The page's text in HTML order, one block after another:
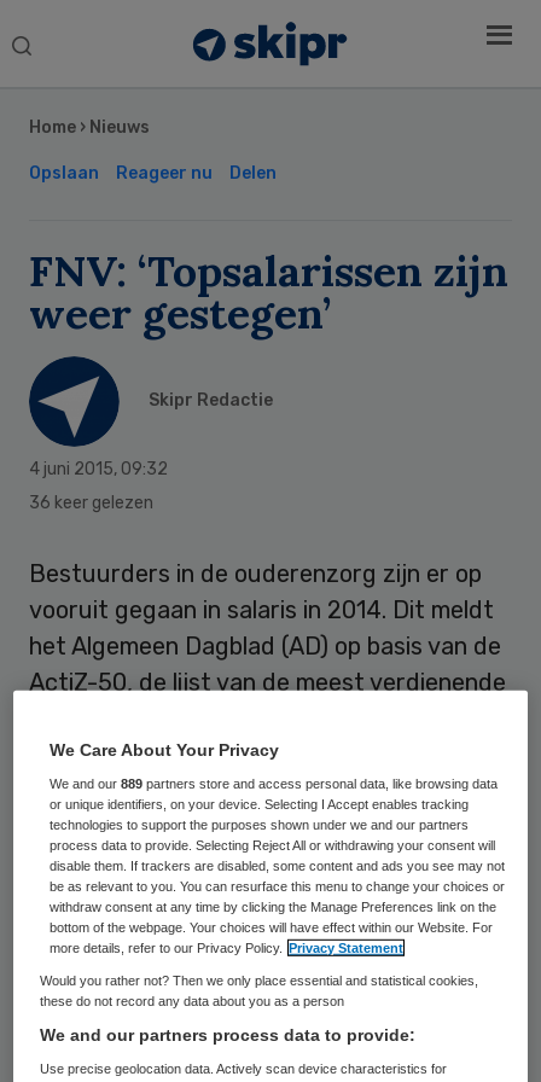
Search
Home › Nieuws
Opslaan Reageer nu Delen
FNV: ‘Topsalarissen zijn
weer gestegen’
Skipr Redactie
4 juni 2015, 09:32
36 keer gelezen
Bestuurders in de ouderenzorg zijn er op
vooruit gegaan in salaris in 2014. Dit meldt
het Algemeen Dagblad (AD) op basis van de
ActiZ-50, de lijst van de meest verdienende
verdienen volgens de lijst meer dan de
premier.
Bestuursvoorzitter Wander Blaauw van
Zorgpartners Friesland voert de lijst aan,
volgens hetAD. Zijn salaris bedroeg in 2014
bijna 393 duizend euro, drieduizend euro
meer dan het jaar ervoor. Dit ondanks het
feit dat de thuiszorgtak van Zorgpartners
Friesland verlies draaide en voorbereidingen
Sidebar
We Care About Your Privacy
We and our889 partners store and access personal data, like browsing data
or unique identifiers, on your device. Selecting I Accept enables tracking
technologies to support the purposes shown under we and our partners
process data to provide. Selecting Reject All or withdrawing your consent will
disable them. If trackers are disabled, some content and ads you see may not
be as relevant to you. You can resurface this menu to change your choices or
withdraw consent at any time by clicking the Manage Preferences link on the
bottom of the webpage. Your choices will have effect within our Website. For
more details, refer to our Privacy Policy.
Privacy Statement
Would you rather not? Then we only place essential and statistical cookies,
these do not record any data about you as a person
We and our partners process data to provide:
Use precise geolocation data. Actively scan device characteristics for